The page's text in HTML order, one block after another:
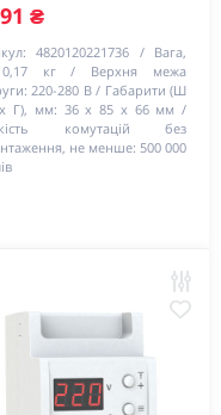
₴
4820120221736
Вага,
0,17 кг
Верхня межа
220-280 В
Габарити (Ш
Г), мм: 36 х 85 х 66 мм
комутацій без
не менше: 500 000